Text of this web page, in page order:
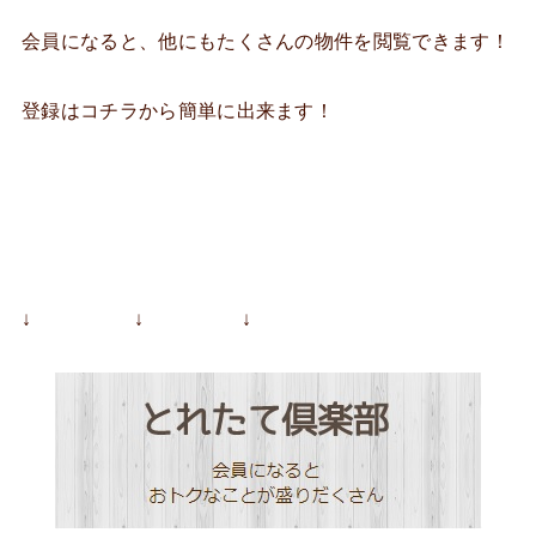
会員になると、他にもたくさんの物件を閲覧できます！
登録はコチラから簡単に出来ます！
↓ ↓ ↓